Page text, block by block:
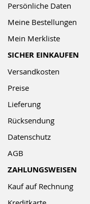
Persönliche Daten
Meine Bestellungen
Mein Merkliste
SICHER EINKAUFEN
Versandkosten
Preise
Lieferung
Rücksendung
Datenschutz
AGB
ZAHLUNGSWEISEN
Kauf auf Rechnung